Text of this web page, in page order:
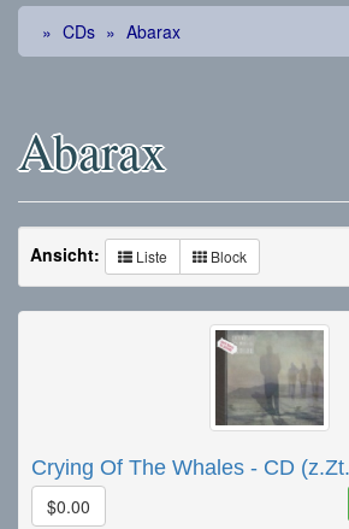
CDs Abarax
Abarax
Ansicht: Liste Block
Crying Of The Whales - CD
$0.00